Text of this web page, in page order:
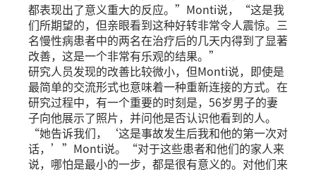
都表现出了意义重大的反应。”Monti说，“这是我
们所期望的，但亲眼看到这种好转非常令人震惊。三
名慢性病患者中的两名在治疗后的几天内得到了显著
改善，这是一个非常有乐观的结果。”
研究人员发现的改善比较微小，但Monti说，即使是
最简单的交流形式也意味着一种重新连接的方式。在
研究过程中，有一个重要的时刻是，56岁男子的妻
子向他展示了照片，并问他是否认识他看到的人。
“她告诉我们，‘这是事故发生后我和他的第一次对
话，’”Monti说。“对于这些患者和他们的家人来
说，哪怕是最小的一步，都是很有意义的。对他们来